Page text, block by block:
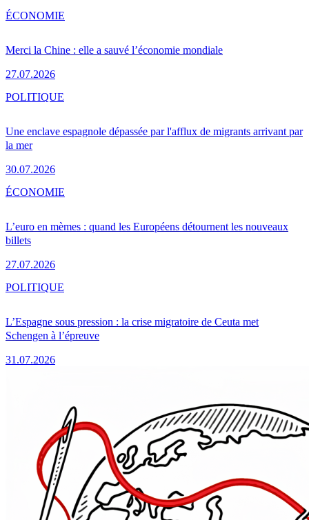
Merci la Chine : elle a sauvé l’économie mondiale
27.07.2026
ÉCONOMIE
Une enclave espagnole dépassée par l'afflux de migrants arrivant par
la mer
30.07.2026
POLITIQUE
L’euro en mèmes : quand les Européens détournent les nouveaux
billets
27.07.2026
ÉCONOMIE
L’Espagne sous pression : la crise migratoire de Ceuta met
Schengen à l’épreuve
31.07.2026
POLITIQUE